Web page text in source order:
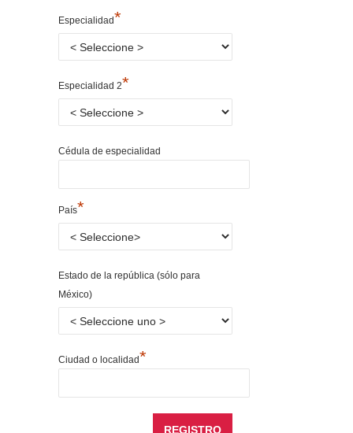
Especialidad*
Especialidad 2*
Cédula de especialidad
País*
Estado de la república (sólo para
México)
Ciudad o localidad*